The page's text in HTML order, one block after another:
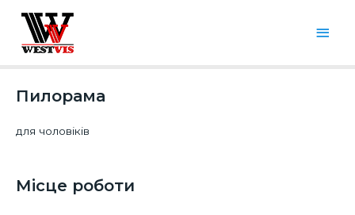
Пилорама
для чоловіків
Місце роботи​